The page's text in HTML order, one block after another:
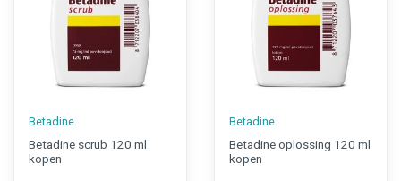
Betadine
Betadine scrub 120 ml
kopen
Betadine
Betadine oplossing 120 ml
kopen